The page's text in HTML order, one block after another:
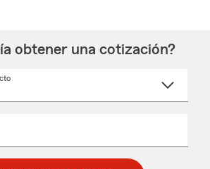
obtener una cotización?
desplegable